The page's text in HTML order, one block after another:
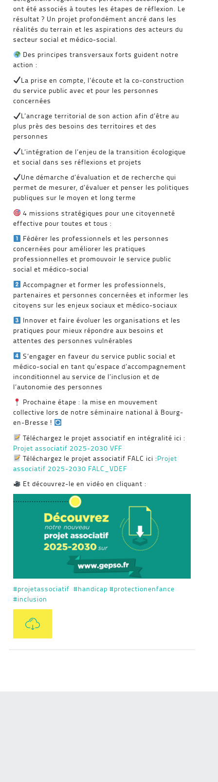
ont été associés à toutes les étapes de réflexion. Le
résultat ? Un projet profondément ancré dans les
réalités du terrain et les aspirations des acteurs du
secteur social et médico-social.
Des principes transversaux forts guident notre
action :
La prise en compte, l’écoute et la co-construction
du service public avec et pour les personnes
concernées
L’ancrage territorial de son action afin d’être au
plus près des besoins des territoires et des
personnes
L’intégration de l’enjeu de la transition écologique
et social dans ses réflexions et projets
Une démarche d’évaluation et de recherche qui
permet de mesurer, d’évaluer et penser les politiques
publiques sur le moyen et long terme
4 missions stratégiques pour une citoyenneté
effective pour toutes et tous :
Fédérer les professionnels et les personnes
concernées pour améliorer les pratiques
professionnelles et promouvoir le service public
social et médico-social
Accompagner et former les professionnels,
partenaires et personnes concernées et informer les
citoyens sur les enjeux sociaux et médico-sociaux
Innover et faire évoluer les organisations et les
pratiques pour mieux répondre aux besoins et
attentes des personnes vulnérables
S’engager en faveur du service public social et
médico-social en tant qu’espace d’accompagnement
inconditionnel au service de l’inclusion et de
l’autonomie des personnes
Prochaine étape : la mise en mouvement
collective lors de notre séminaire national à Bourg-
en-Bresse !
Téléchargez le projet associatif en intégralité ici :
Projet associatif 2025-2030 VFF
Téléchargez le projet associatif FALC ici :Projet
associatif 2025-2030 FALC_VDEF
Et découvrez-le en vidéo en cliquant :
#projetassociatif #handicap #protectionenfance
#inclusion